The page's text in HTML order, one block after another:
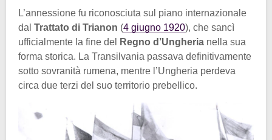
L’annessione fu riconosciuta sul piano internazionale
dal Trattato di Trianon (4 giugno 1920), che sancì
ufficialmente la fine del
Regno d’Ungheria nella sua
forma storica. La Transilvania passava definitivamente
sotto sovranità rumena, mentre l’Ungheria perdeva
circa due terzi del suo territorio prebellico.